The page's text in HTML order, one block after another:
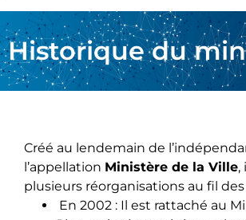
Historique du
Créé au lendemain de
l’appellation Ministère de la Ville,
plusieurs réorganisations au fil des
En 2002 : Il est rattaché au